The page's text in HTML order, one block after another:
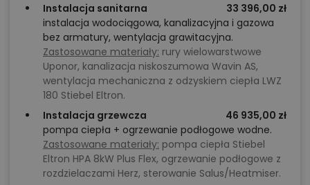
Instalacja sanitarna
33 396,00 zł
instalacja wodociągowa, kanalizacyjna i gazowa
bez armatury, wentylacja grawitacyjna.
Zastosowane materiały: rury wielowarstwowe
Uponor, kanalizacja niskoszumowa Wavin AS,
wentylacja mechaniczna z odzyskiem ciepła LWZ
180 Stiebel Eltron.
Instalacja grzewcza
46 935,00 zł
pompa ciepła + ogrzewanie podłogowe wodne.
Zastosowane materiały: pompa ciepła Stiebel
Eltron HPA 8kW Plus Flex, ogrzewanie podłogowe z
rozdzielaczami Herz, sterowanie Salus/Heatmiser.